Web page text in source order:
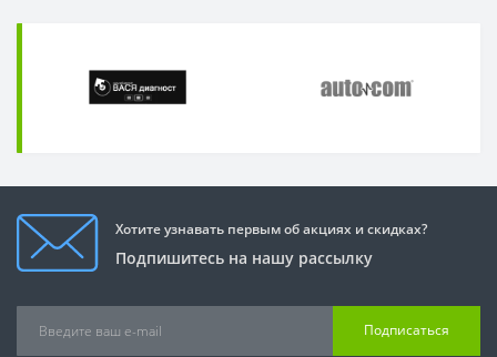
Хотите узнавать первым об акциях и скидках?
Подпишитесь на нашу рассылку
Подписаться